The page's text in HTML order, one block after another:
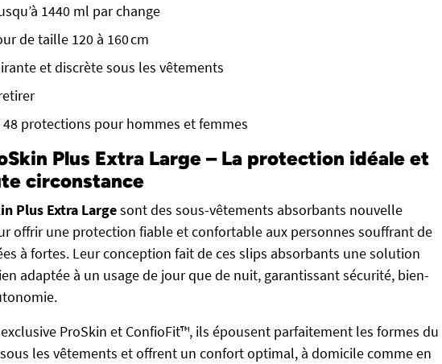
1440 ml par change
de taille 120 à 160 cm
et discrète sous les vêtements
protections pour hommes et femmes
Plus Extra Large – La protection idéale et
circonstance
Plus Extra Largesont des sous-vêtements absorbants nouvelle
offrir une protection fiable et confortable aux personnes souffrant de
à fortes. Leur conception fait de ces slips absorbants une solution
adaptée à un usage de jour que de nuit, garantissant sécurité, bien-
ProSkin et ConfioFit™, ils épousent parfaitement les formes du
les vêtements et offrent un confort optimal, à domicile comme en